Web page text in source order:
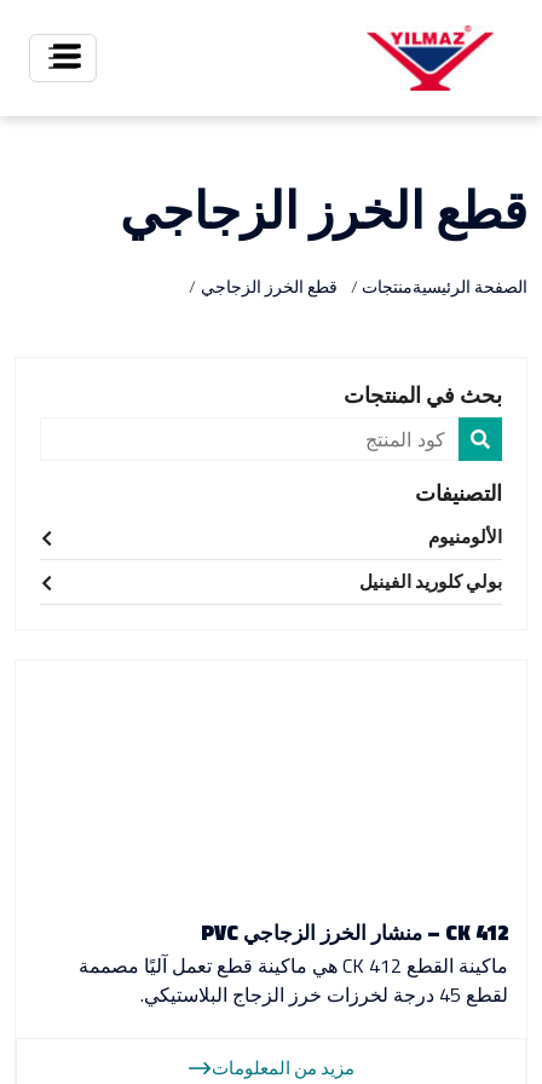
قطع الخرز الزجاجي
الصفحة الرئيسيةمنتجات قطع الخرز الزجاجي
بحث في المنتجات
التصنيفات
الألومنيوم
بولي كلوريد الفينيل
CK 412 – منشار الخرز الزجاجي PVC
ماكينة القطع CK 412 هي ماكينة قطع تعمل آليًا مصممة
لقطع 45 درجة لخرزات خرز الزجاج البلاستيكي.
مزيد من المعلومات